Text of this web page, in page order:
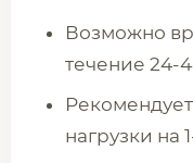
Возможно
течение 24-
нагрузки на